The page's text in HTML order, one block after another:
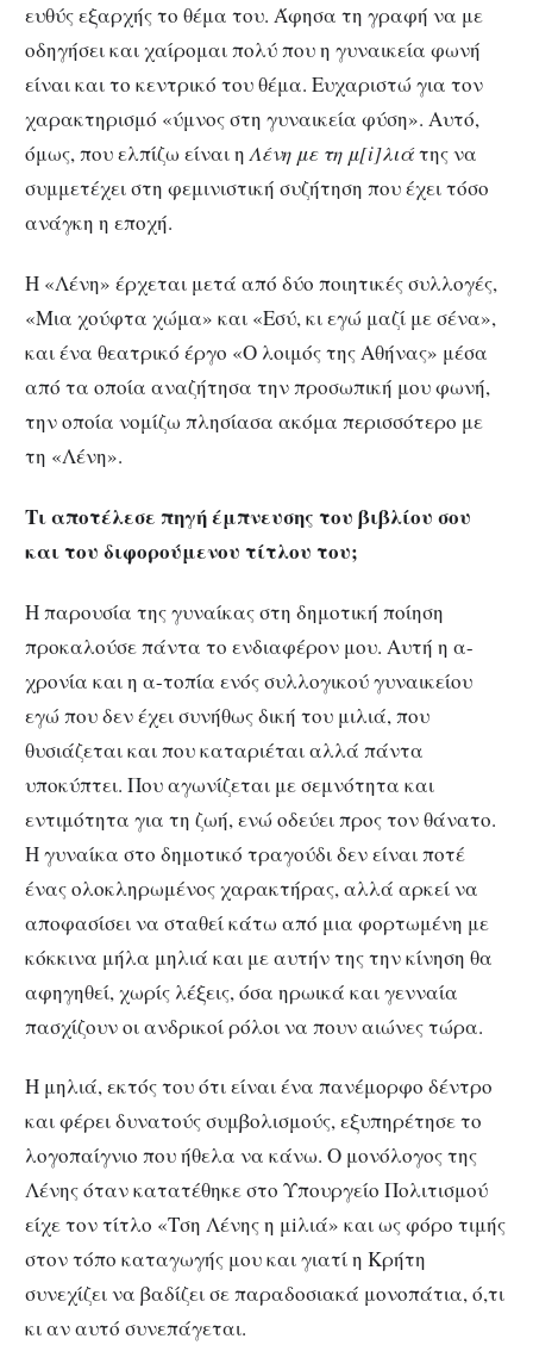
ευθύς εξαρχής το θέμα του. Άφησα τη γραφή να με
οδηγήσει και χαίρομαι πολύ που η γυναικεία φωνή
είναι και το κεντρικό του θέμα. Ευχαριστώ για τον
χαρακτηρισμό «ύμνος στη γυναικεία φύση». Αυτό,
όμως, που ελπίζω είναι ηΛένη με τη μ[i]λιάτης να
συμμετέχει στη φεμινιστική συζήτηση που έχει τόσο
ανάγκη η εποχή.
Η «Λένη» έρχεται μετά από δύο ποιητικές συλλογές,
«Μια χούφτα χώμα» και «Εσύ, κι εγώ μαζί με σένα»,
και ένα θεατρικό έργο «Ο λοιμός της Αθήνας» μέσα
από τα οποία αναζήτησα την προσωπική μου φωνή,
την οποία νομίζω πλησίασα ακόμα περισσότερο με
τη «Λένη».
Τι αποτέλεσε πηγή έμπνευσης του βιβλίου σου
και του διφορούμενου τίτλου του;
Η παρουσία της γυναίκας στη δημοτική ποίηση
προκαλούσε πάντα το ενδιαφέρον μου. Αυτή η α-
χρονία και η α-τοπία ενός συλλογικού γυναικείου
εγώ που δεν έχει συνήθως δική του μιλιά, που
θυσιάζεται και που καταριέται αλλά πάντα
υποκύπτει. Που αγωνίζεται με σεμνότητα και
εντιμότητα για τη ζωή, ενώ οδεύει προς τον θάνατο.
Η γυναίκα στο δημοτικό τραγούδι δεν είναι ποτέ
ένας ολοκληρωμένος χαρακτήρας, αλλά αρκεί να
αποφασίσει να σταθεί κάτω από μια φορτωμένη με
κόκκινα μήλα μηλιά και με αυτήν της την κίνηση θα
αφηγηθεί, χωρίς λέξεις, όσα ηρωικά και γενναία
πασχίζουν οι ανδρικοί ρόλοι να πουν αιώνες τώρα.
Η μηλιά, εκτός του ότι είναι ένα πανέμορφο δέντρο
και φέρει δυνατούς συμβολισμούς, εξυπηρέτησε το
λογοπαίγνιο που ήθελα να κάνω. Ο μονόλογος της
Λένης όταν κατατέθηκε στο Υπουργείο Πολιτισμού
είχε τον τίτλο «Τση Λένης η μiλιά» και ως φόρο τιμής
στον τόπο καταγωγής μου και γιατί η Κρήτη
συνεχίζει να βαδίζει σε παραδοσιακά μονοπάτια, ό,τι
κι αν αυτό συνεπάγεται.